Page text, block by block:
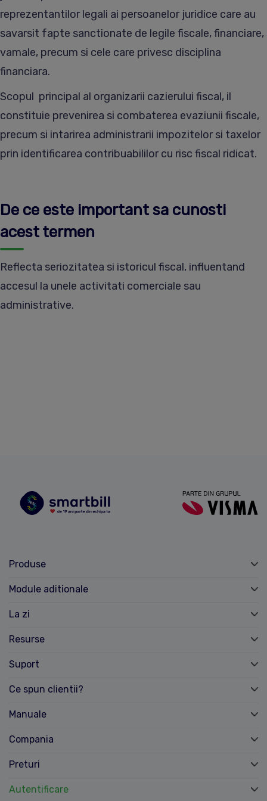
reprezentantilor legali ai persoanelor juridice care au
savarsit fapte sanctionate de legile fiscale, financiare,
vamale, precum si cele care privesc disciplina
financiara.
Scopul principal al organizarii cazierului fiscal, il
constituie prevenirea si combaterea evaziunii fiscale,
precum si intarirea administrarii impozitelor si taxelor
prin identificarea contribuabililor cu risc fiscal ridicat.
De ce este important sa cunosti
acest termen
Reflecta seriozitatea si istoricul fiscal, influentand
accesul la unele activitati comerciale sau
administrative.
Produse
Module aditionale
La zi
Resurse
Suport
Ce spun clientii?
Manuale
Compania
Preturi
Autentificare